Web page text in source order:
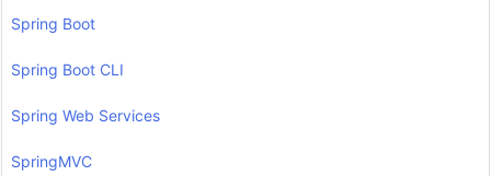
Spring Boot
Spring Boot CLI
Spring Web Services
SpringMVC